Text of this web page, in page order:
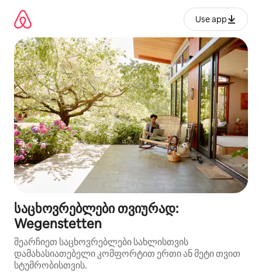
გადასვლა
Use app
საცხოვრებლები თვიურად:
Wegenstetten
შეარჩიეთ საცხოვრებლები სახლისთვის
დამახასიათებელი კომფორტით ერთი ან მეტი თვით
სტუმრობისთვის.